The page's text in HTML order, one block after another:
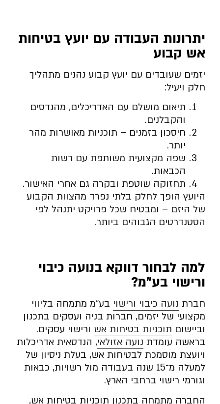
יתרונות העבודה עם יועץ בטיחות
אש קבוע
יזמים שעובדים עם יועץ קבוע נהנים מתהליך
חלק ויעיל:
תיאום מושלם עם האדריכלים, מהנדסים
והקבלנים.
חיסכון בזמנים – תוכניות מאושרות מהר
יותר.
שפה מקצועית משותפת עם רשות
הכבאות.
תחזוקה שוטפת ובקרה גם אחרי האישור.
היועץ הופך לחלק בלתי נפרד מהצוות הקבוע
של היזם – ומבטיח שכל פרויקט יתנהל לפי
הסטנדרטים הגבוהים ביותר.
למה לבחור דווקא בנועה כיבוי
ורישוי בע”מ?
חברת נועה כיבוי ורישוי בע”מ מתמחה בליווי
מקצועי של יזמים, חברות בניה ועסקים בתכנון
וביישום תוכניות בטיחות אש ורישוי עסקים.
בראשה עומדת נועה אזולאי, הנדסאית אדריכלות
ויועצת מוסמכת לבטיחות אש, בעלת ניסיון של
למעלה מ־15 שנה בעבודה מול רשויות, כבאות
וגורמי רישוי ברחבי הארץ.
החברה מתמחה בתכנון תוכניות בטיחות אש,